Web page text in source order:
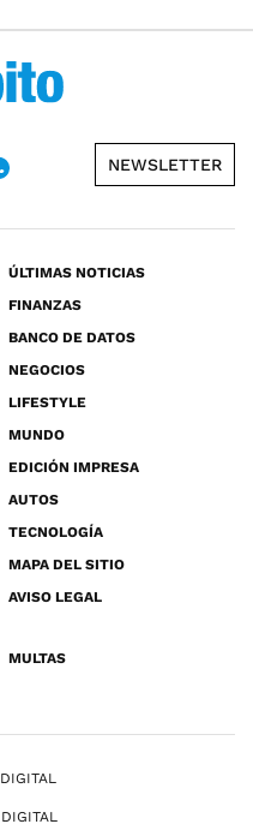
NEWSLETTER
ÚLTIMAS NOTICIAS
FINANZAS
BANCO DE DATOS
NEGOCIOS
LIFESTYLE
MUNDO
EDICIÓN IMPRESA
AUTOS
TECNOLOGÍA
MAPA DEL SITIO
AVISO LEGAL
MULTAS
DIGITAL
DIGITAL